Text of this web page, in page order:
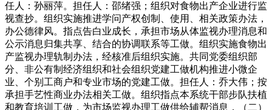
任人：孙丽萍。担任人：邵绪强；组织对食物出产企业进行监
视查抄。组织实施推进学问产权创制、使用、相关政策办法，
办公德律风。指点告白业成长，承担市场从体监视办理消息和
公示消息归集共享、结合的协调联系等工做。组织实施食物出
产监视办理轨制办法，经核准后组织实施。共同党委组织部
分、非公有制经济组织和社会组织党建工做机构推进小微企
业、个别工商户和专业市场的党建工做。担任人：乔大伟；按
承担手艺性商业办法相关工做。组织指点本系统干部步队扶植
和教育培训工做，为市场监视办理工做供给辅帮消息，（二）